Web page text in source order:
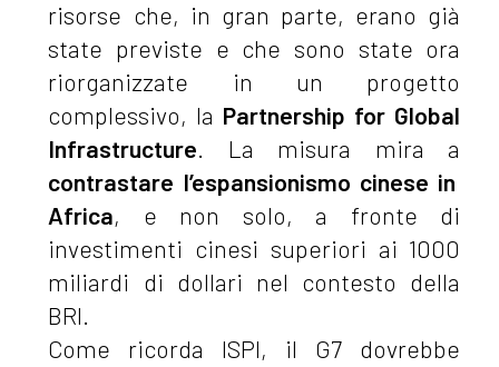
risorse che, in gran parte, erano già
state previste e che sono state ora
riorganizzate in un progetto
complessivo, la Partnership for Global
Infrastructure. La misura mira a
contrastare l’espansionismo cinese in
Africa, e non solo, a fronte di
investimenti cinesi superiori ai 1000
miliardi di dollari nel contesto della
BRI.
Come ricorda ISPI, il G7 dovrebbe